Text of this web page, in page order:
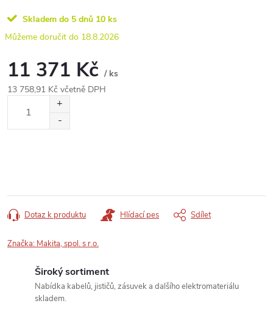
Skladem do 5 dnů 10 ks
18.8.2026
11 371 Kč / ks
13 758,91 Kč včetně DPH
Dotaz k produktu Hlídací pes Sdílet
Značka: Makita, spol. s r.o.
Široký sortiment
Nabídka kabelů, jističů, zásuvek a dalšího elektromateriálu
skladem.